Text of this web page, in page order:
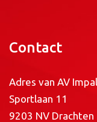
Contact
Adres van AV
Sportlaan 11
9203 NV Drachten